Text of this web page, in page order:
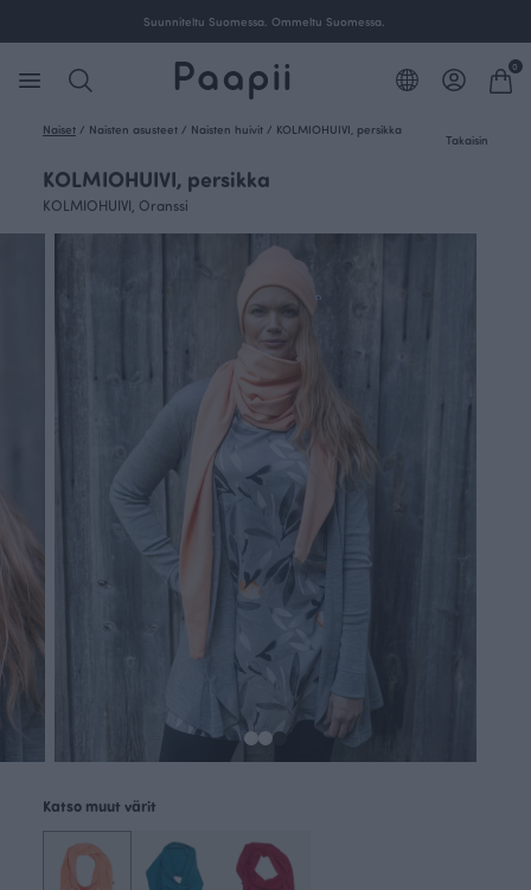
Suunniteltu Suomessa. Ommeltu Suomessa.
0
Naiset / Naisten asusteet / Naisten huivit / KOLMIOHUIVI, persikka
Takaisin
KOLMIOHUIVI, persikka
KOLMIOHUIVI, Oranssi
Katso muut värit